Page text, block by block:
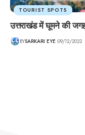
TOURIST SPOTS
उत्तराखंड में घूमने की
BYSARKARI EYE 09/12/2022